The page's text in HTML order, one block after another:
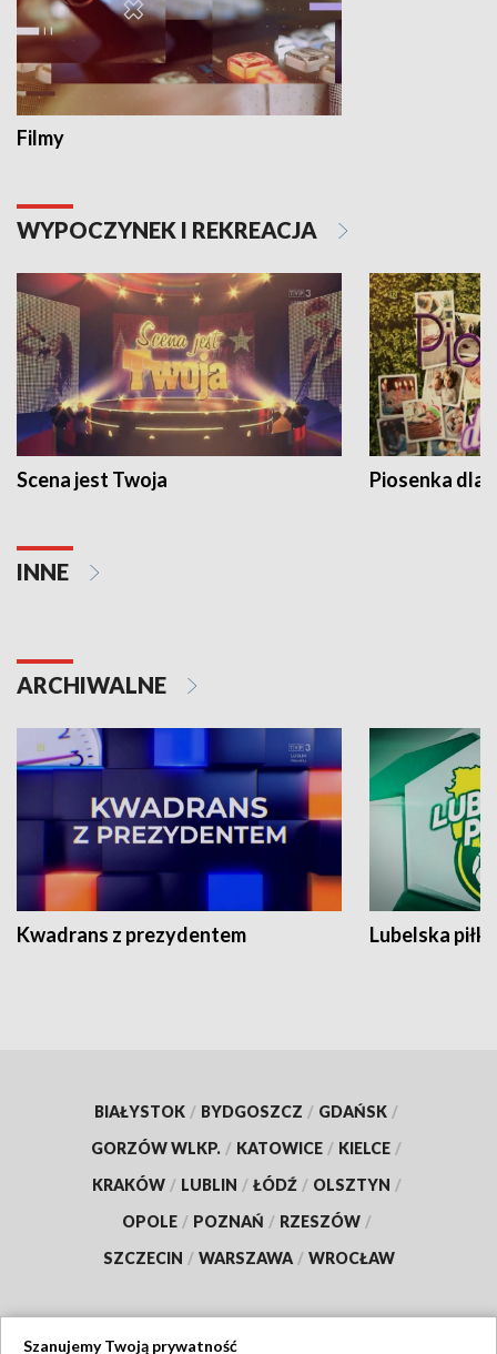
Filmy
WYPOCZYNEK I REKREACJA
Scena jest Twoja Piosenka dla
INNE
ARCHIWALNE
Kwadrans z prezydentem Lubelska piłka
BIAŁYSTOK / BYDGOSZCZ / GDAŃSK /
GORZÓW WLKP. / KATOWICE / KIELCE /
KRAKÓW / LUBLIN / ŁÓDŹ / OLSZTYN /
OPOLE / POZNAŃ / RZESZÓW /
SZCZECIN / WARSZAWA / WROCŁAW
Szanujemy Twoją prywatność